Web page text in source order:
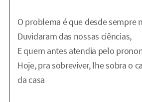
O problema é que desde sempre
Duvidaram das nossas ciências,
E quem antes atendia pelo
Hoje, pra sobreviver, lhe sobra o
da casa